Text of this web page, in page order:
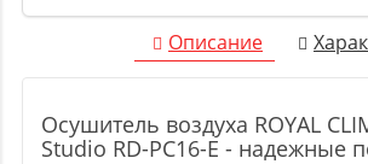
Описание
Осушитель воздуха ROYAL
Studio RD-PC16-E - надежные